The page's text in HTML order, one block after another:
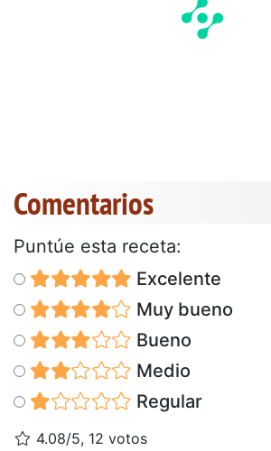
Comentarios
Puntúe esta receta:
Excelente
Muy bueno
Bueno
Medio
Regular
4.08/5, 12 votos